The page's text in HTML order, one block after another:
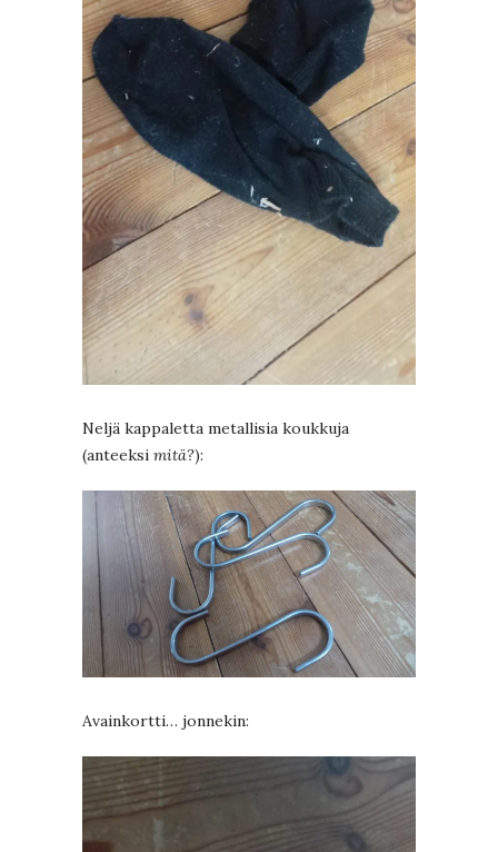
Neljä kappaletta metallisia koukkuja
(anteeksi mitä?):
Avainkortti… jonnekin: